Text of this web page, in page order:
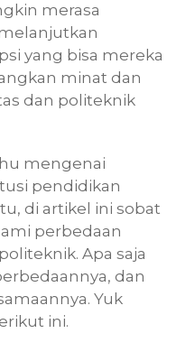
merasa
yang bisa mereka
minat dan
dan politeknik
mengenai
pendidikan
di artikel ini sobat
perbedaan
Apa saja
dan
Yuk
ini.